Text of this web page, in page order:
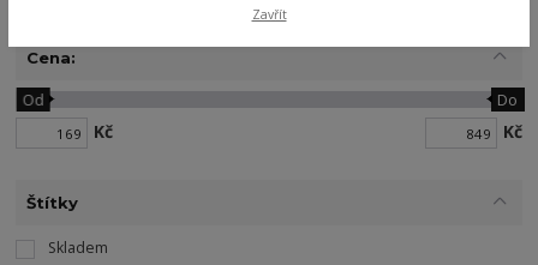
Cena:
Kč
Od Do
Kč
Štítky
Skladem
Zavřít